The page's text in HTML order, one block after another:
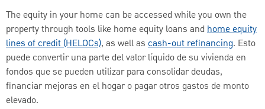
The equity in your home can be accessed while you own the
property through tools like home equity loans and home equity
lines of credit (HELOCs), as well as cash-out refinancing. Esto
puede convertir una parte del valor líquido de su vivienda en
fondos que se pueden utilizar para consolidar deudas,
financiar mejoras en el hogar o pagar otros gastos de monto
elevado.